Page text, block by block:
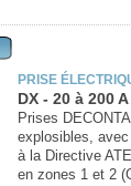
PRISE
DX - 20 à 200 A
Prises
explosibles,
à la Directive
en zones 1 et 2